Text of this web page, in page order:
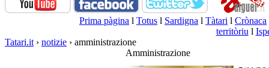
Prima pàgina l Totus l Sardigna l Tàtari l Crònaca
territòriu l
Tatari.it › notizie › amministrazione
Amministrazione